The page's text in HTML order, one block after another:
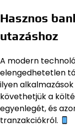
Hasznos
utazáshoz
A modern
elengedhetetlen
ilyen
követhetjük a
egyenlegét, és
tranzakciókról.